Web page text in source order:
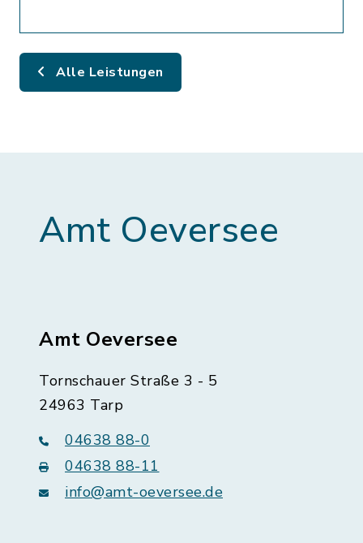
Alle Leistungen
Amt Oeversee
Amt Oeversee
Tornschauer Straße 3 - 5
24963 Tarp
04638 88-0
04638 88-11
info@amt-oeversee.de